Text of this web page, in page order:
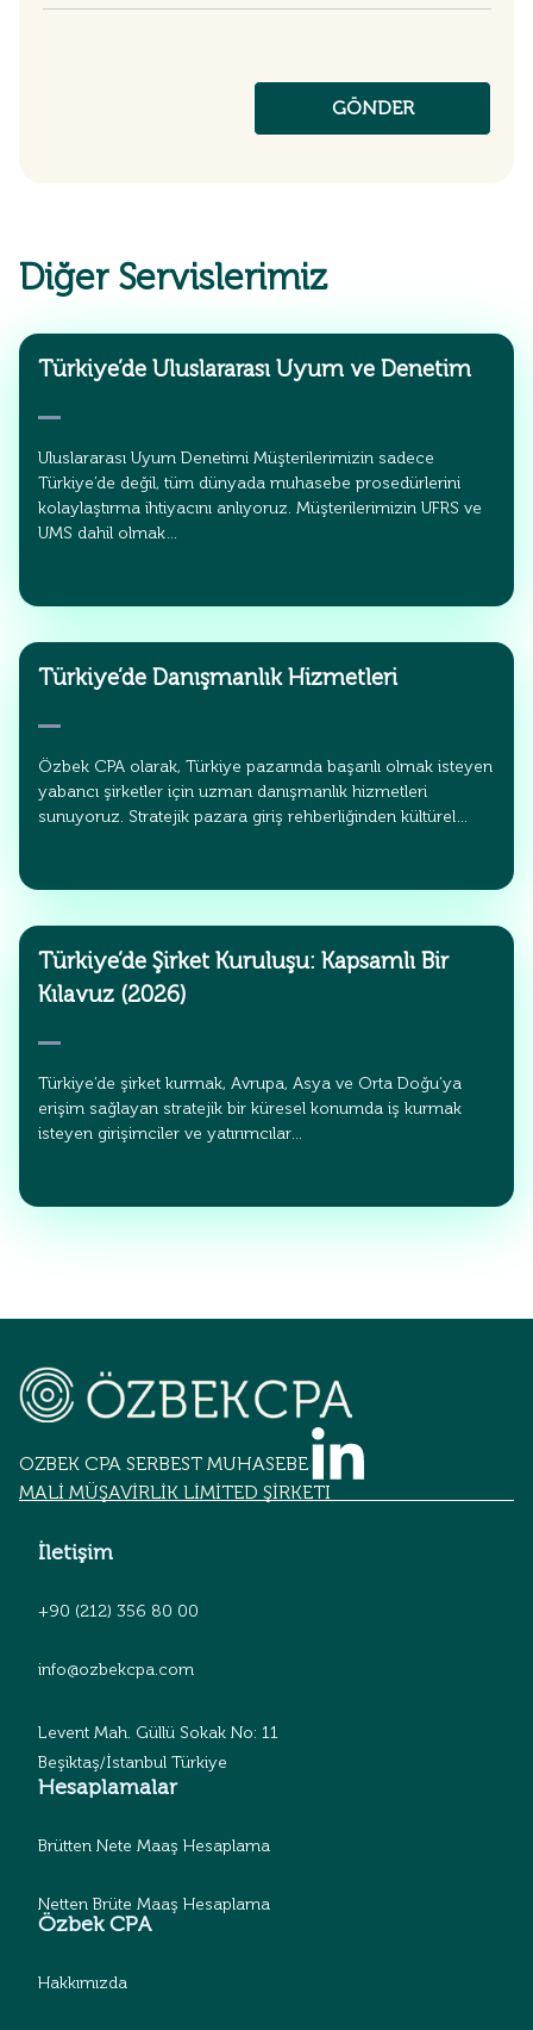
Diğer Servislerimiz
Türkiye’de Uluslararası Uyum ve Denetim
Uluslararası Uyum Denetimi Müşterilerimizin sadece
Türkiye’de değil, tüm dünyada muhasebe prosedürlerini
kolaylaştırma ihtiyacını anlıyoruz. Müşterilerimizin UFRS ve
UMS dahil olmak…
Türkiye’de Danışmanlık Hizmetleri
Özbek CPA olarak, Türkiye pazarında başarılı olmak isteyen
yabancı şirketler için uzman danışmanlık hizmetleri
sunuyoruz. Stratejik pazara giriş rehberliğinden kültürel…
Türkiye’de Şirket Kuruluşu: Kapsamlı Bir
Kılavuz (2026)
Türkiye’de şirket kurmak, Avrupa, Asya ve Orta Doğu’ya
erişim sağlayan stratejik bir küresel konumda iş kurmak
isteyen girişimciler ve yatırımcılar…
OZBEK CPA SERBEST MUHASEBECİLİK
MALİ MÜŞAVİRLİK LİMİTED ŞİRKETİ
İletişim
+90 (212) 356 80 00
info@ozbekcpa.com
Levent Mah. Güllü Sokak No: 11
Beşiktaş/İstanbul Türkiye
Hesaplamalar
Brütten Nete Maaş Hesaplama
Netten Brüte Maaş Hesaplama
Özbek CPA
Hakkımızda